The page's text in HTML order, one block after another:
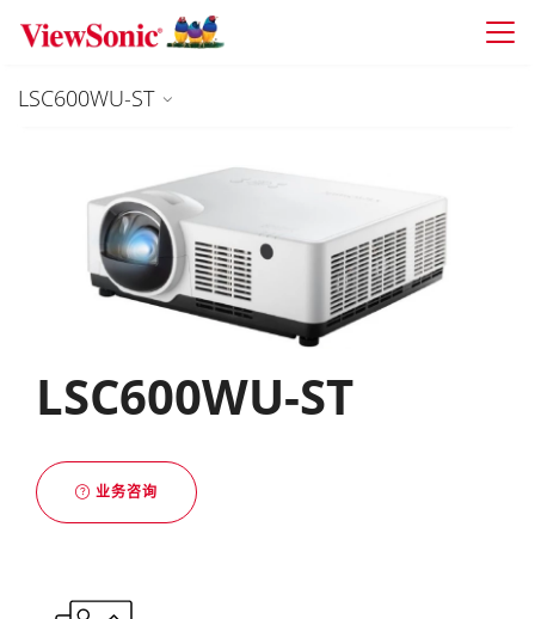
Skip to main content
LSC600WU-ST
LSC600WU-ST
业务咨询